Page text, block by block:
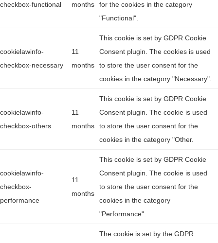
checkbox-functional
months
for the cookies in the category
"Functional".
cookielawinfo-
checkbox-necessary
11
months
This cookie is set by GDPR Cookie
Consent plugin. The cookies is used
to store the user consent for the
cookies in the category "Necessary".
cookielawinfo-
checkbox-others
11
months
This cookie is set by GDPR Cookie
Consent plugin. The cookie is used
to store the user consent for the
cookies in the category "Other.
cookielawinfo-
checkbox-
performance
11
months
This cookie is set by GDPR Cookie
Consent plugin. The cookie is used
to store the user consent for the
cookies in the category
"Performance".
The cookie is set by the GDPR